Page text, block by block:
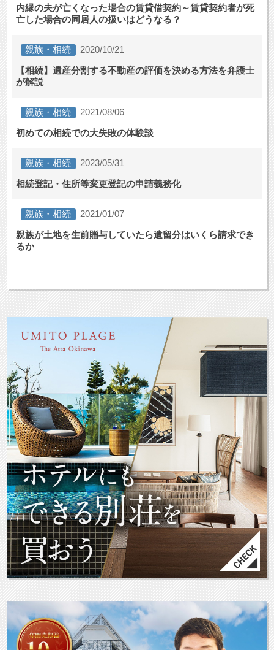
内縁の夫が亡くなった場合の賃貸借契約～賃貸契約者が死
亡した場合の同居人の扱いはどうなる？
親族・相続
2020/10/21
【相続】遺産分割する不動産の評価を決める方法を弁護士
が解説
親族・相続
2021/08/06
初めての相続での大失敗の体験談
親族・相続
2023/05/31
相続登記・住所等変更登記の申請義務化
親族・相続
2021/01/07
親族が土地を生前贈与していたら遺留分はいくら請求でき
るか